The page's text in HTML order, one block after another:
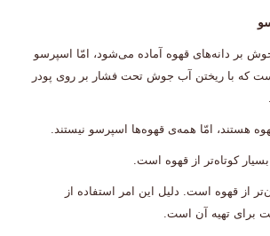
بر دانه‌های قهوه آماده می‌شود، امّا اسپرسو
که با ریختن آب جوش تحت فشار بر روی پودر
از قهوه است. دلیل این امر استفاده از
برای تهیه آن است.